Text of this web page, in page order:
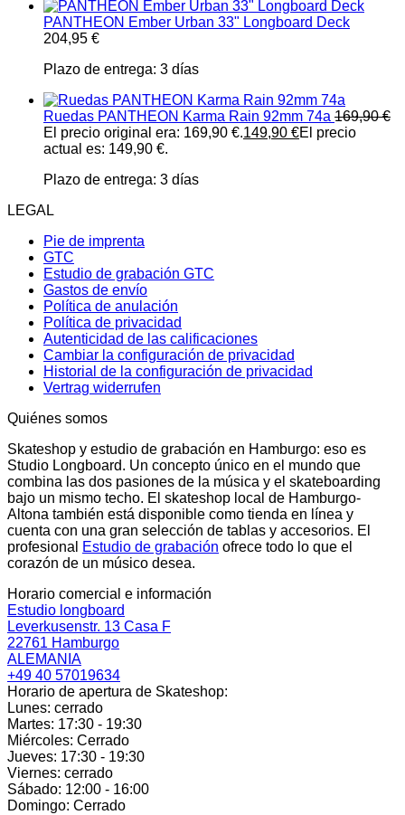
PANTHEON Ember Urban 33" Longboard Deck
204,95 €
Plazo de entrega: 3 días
Ruedas PANTHEON Karma Rain 92mm 74a 169,90€
El precio original era: 169,90 €.149,90 €El precio
actual es: 149,90 €.
Plazo de entrega: 3 días
LEGAL
Pie de imprenta
GTC
Estudio de grabación GTC
Gastos de envío
Política de anulación
Política de privacidad
Autenticidad de las calificaciones
Cambiar la configuración de privacidad
Historial de la configuración de privacidad
Vertrag widerrufen
Quiénes somos
Skateshop y estudio de grabación en Hamburgo: eso es
Studio Longboard. Un concepto único en el mundo que
combina las dos pasiones de la música y el skateboarding
bajo un mismo techo. El skateshop local de Hamburgo-
Altona también está disponible como tienda en línea y
cuenta con una gran selección de tablas y accesorios. El
profesional Estudio de grabación ofrece todo lo que el
corazón de un músico desea.
Horario comercial e información
Estudio longboard
Leverkusenstr. 13 Casa F
22761 Hamburgo
ALEMANIA
+49 40 57019634
Horario de apertura de Skateshop:
Lunes: cerrado
Martes: 17:30 - 19:30
Miércoles: Cerrado
Jueves: 17:30 - 19:30
Viernes: cerrado
Sábado: 12:00 - 16:00
Domingo: Cerrado